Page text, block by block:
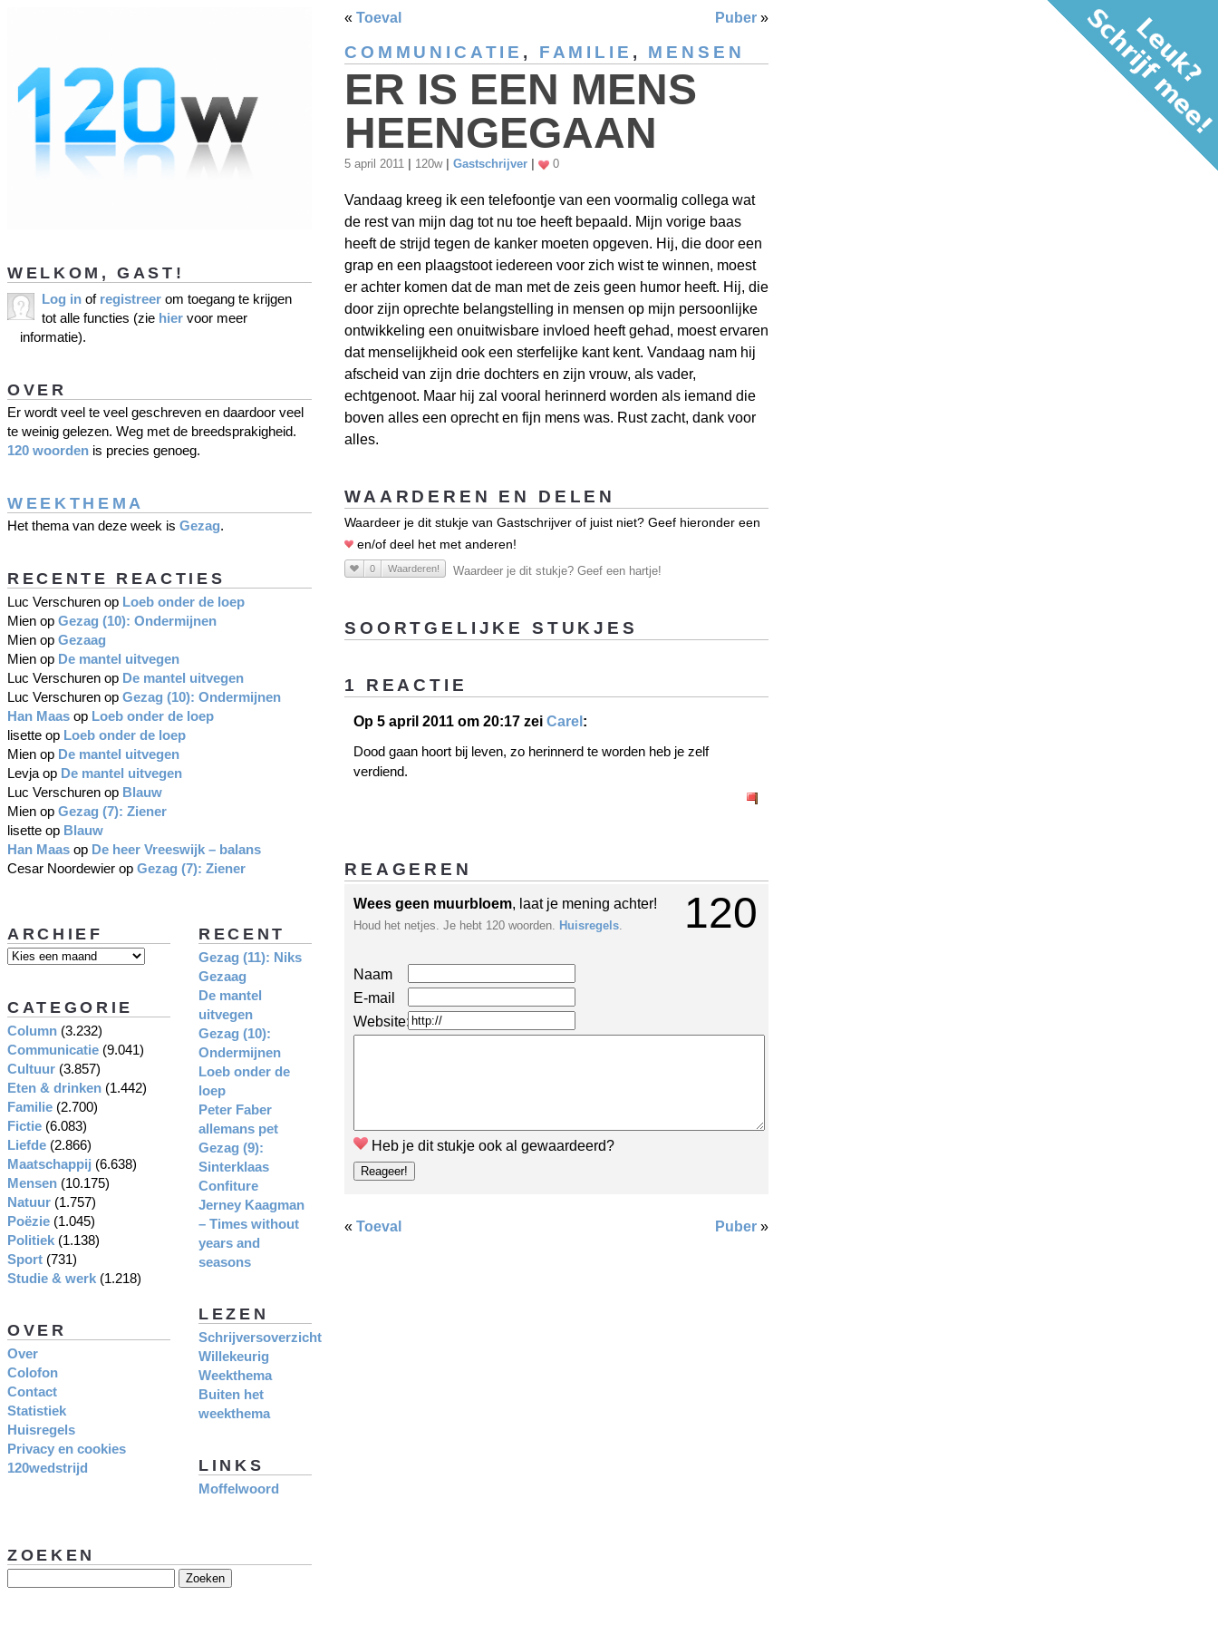
« Toeval Puber »
COMMUNICATIE , FAMILIE , MENSEN
ER IS EEN MENS
HEENGEGAAN
5 april 2011 120w Gastschrijver 0
Vandaag kreeg ik een telefoontje van een voormalig collega wat
de rest van mijn dag tot nu toe heeft bepaald. Mijn vorige baas
heeft de strijd tegen de kanker moeten opgeven. Hij, die door een
grap en een plaagstoot iedereen voor zich wist te winnen, moest
er achter komen dat de man met de zeis geen humor heeft. Hij, die
door zijn oprechte belangstelling in mensen op mijn persoonlijke
ontwikkeling een onuitwisbare invloed heeft gehad, moest ervaren
dat menselijkheid ook een sterfelijke kant kent. Vandaag nam hij
afscheid van zijn drie dochters en zijn vrouw, als vader,
echtgenoot. Maar hij zal vooral herinnerd worden als iemand die
boven alles een oprecht en fijn mens was. Rust zacht, dank voor
alles.
WAARDEREN EN DELEN
Waardeer je dit stukje van Gastschrijver of juist niet? Geef hieronder een
en/of deel het met anderen!
0 Waarderen! Waardeer je dit stukje? Geef een hartje!
SOORTGELIJKE STUKJES
1 REACTIE
Op 5 april 2011 om 20:17 zei Carel :
Dood gaan hoort bij leven, zo herinnerd te worden heb je zelf
verdiend.
REAGEREN
120
Wees geen muurbloem, laat je mening achter!
Houd het netjes. Je hebt 120 woorden. Huisregels.
Naam
E-mail
Website:
Heb je dit stukje ook al gewaardeerd?
« Toeval Puber »
WELKOM, GAST!
Log in of registreer om toegang te krijgen
tot alle functies (zie hier voor meer
informatie).
OVER
Er wordt veel te veel geschreven en daardoor veel
te weinig gelezen. Weg met de breedsprakigheid.
120 woorden is precies genoeg.
WEEKTHEMA
Het thema van deze week is Gezag.
RECENTE REACTIES
Luc Verschuren op Loeb onder de loep
Mien op Gezag (10): Ondermijnen
Mien op Gezaag
Mien op De mantel uitvegen
Luc Verschuren op De mantel uitvegen
Luc Verschuren op Gezag (10): Ondermijnen
Han Maas op Loeb onder de loep
lisette op Loeb onder de loep
Mien op De mantel uitvegen
Levja op De mantel uitvegen
Luc Verschuren op Blauw
Mien op Gezag (7): Ziener
lisette op Blauw
Han Maas op De heer Vreeswijk – balans
Cesar Noordewier op Gezag (7): Ziener
RECENT
Gezag (11): Niks
Gezaag
De mantel
uitvegen
Gezag (10):
Ondermijnen
Loeb onder de
loep
Peter Faber
allemans pet
Gezag (9):
Sinterklaas
Confiture
Jerney Kaagman
– Times without
years and
seasons
LEZEN
Schrijversoverzicht
Willekeurig
Weekthema
Buiten het
weekthema
LINKS
Moffelwoord
ARCHIEF
CATEGORIE
Column (3.232)
Communicatie (9.041)
Cultuur (3.857)
Eten & drinken (1.442)
Familie (2.700)
Fictie (6.083)
Liefde (2.866)
Maatschappij (6.638)
Mensen (10.175)
Natuur (1.757)
Poëzie (1.045)
Politiek (1.138)
Sport (731)
Studie & werk (1.218)
OVER
Over
Colofon
Contact
Statistiek
Huisregels
Privacy en cookies
120wedstrijd
ZOEKEN